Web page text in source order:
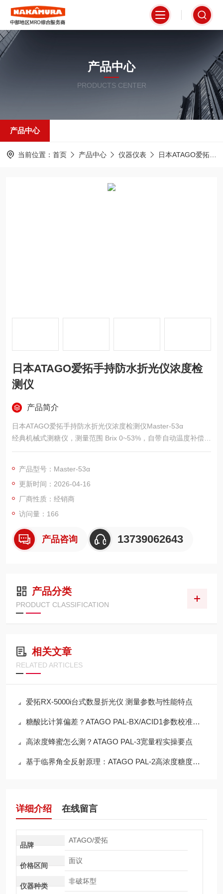
产品中心
PRODUCTS CENTER
产品中心
当前位置： 首页 产品中心 仪器仪表 日本ATAGO爱拓
日本ATAGO爱拓手持防水折光仪浓度检
测仪
产品简介
日本ATAGO爱拓手持防水折光仪浓度检测仪Master-53α
经典机械式测糖仪，测量范围 Brix 0~53%，自带自动温度补偿，
防水耐用，无需电池，操作简单。适用于水果、果汁、蜂蜜、果
品控均适用。
产品型号：Master-53α
更新时间：2026-04-16
厂商性质：经销商
访问量：166
产品咨询 13739062643
产品分类
PRODUCT CLASSIFICATION
相关文章
RELATED ARTICLES
爱拓RX-5000i台式数显折光仪 测量参数与性能特点
糖酸比计算偏差？ATAGO PAL-BX/ACID1参数校准全解析
高浓度蜂蜜怎么测？ATAGO PAL-3宽量程实操要点
基于临界角全反射原理：ATAGO PAL-2高浓度糖度计工作机制解析
详细介绍 在线留言
品牌
ATAGO/爱拓
价格区间
面议
仪器种类
非破坏型